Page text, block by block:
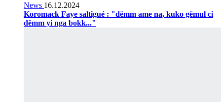
News 16.12.2024
Koromack Faye saltigué : "dëmm ame na, kuko gëmul ci
dëmm yi nga bokk..."